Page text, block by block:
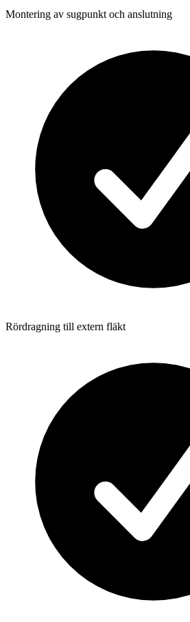
Montering av sugpunkt och anslutning
Rördragning till extern fläkt